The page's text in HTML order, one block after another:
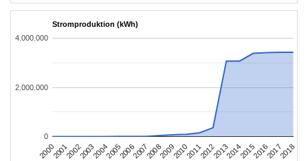
Stromproduktion (kWh)
2000200120022003200420052006200720082009201020112012201320142015201620172018
0
2.000.000
4.000.000